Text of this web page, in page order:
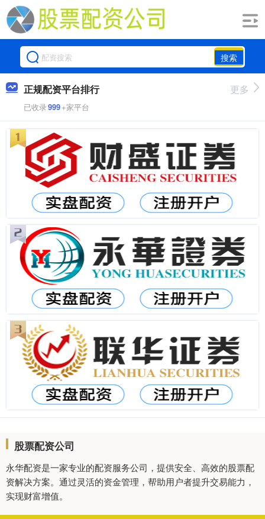
搜索
正规配资平台排行
已收录999+家平台
更多
股票配资公司
永华配资是一家专业的配资服务公司，提供安全、高效的股票配
资解决方案。通过灵活的资金管理，帮助用户者提升交易能力，
实现财富增值。